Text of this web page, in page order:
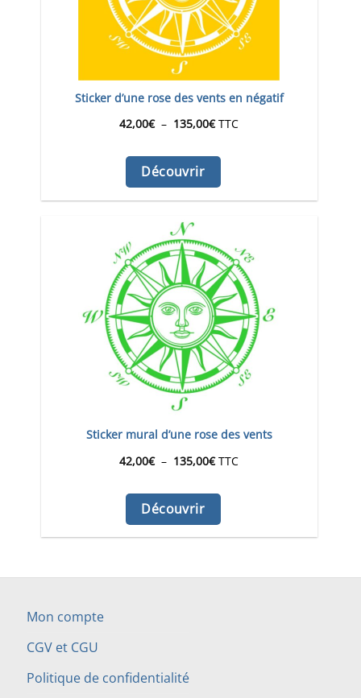
Sticker d’une rose des vents en négatif
42,00€ – 135,00€Plage
de
prix :
à
135,00€
TTC
Découvrir
Sticker mural d’une rose des vents
42,00€ – 135,00€Plage
de
prix :
TTC
Découvrir
Mon compte
CGV et CGU
Politique de confidentialité